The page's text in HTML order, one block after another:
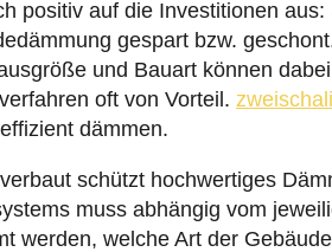
positiv auf die Investitionen
gespart bzw.
und Bauart können
oft von Vorteil.
dämmen.
schützt hochwertiges
muss abhängig vom
werden, welche Art der